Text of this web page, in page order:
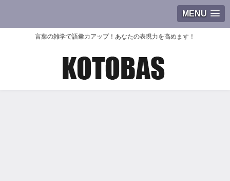
MENU
言葉の雑学で語彙力アップ！あなたの表現力を高めます！